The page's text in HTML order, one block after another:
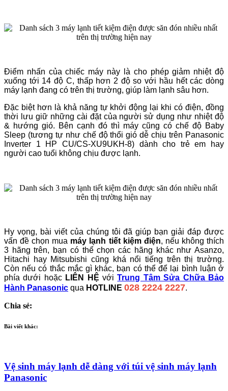
Điểm nhấn của chiếc máy này là cho phép giảm nhiệt độ
xuống tới 14 độ C, thấp hơn 2 độ so với hầu hết các dòng
máy lạnh đang có trên thị trường, giúp làm lạnh sâu hơn.
Đặc biệt hơn là khả năng tự khởi động lại khi có điện, đồng
thời lưu giữ những cài đặt của người sử dụng như nhiệt độ
& hướng gió. Bên cạnh đó thì máy cũng có chế độ Baby
Sleep (tương tự như chế độ thổi gió dễ chịu trên Panasonic
Inverter 1 HP CU/CS-XU9UKH-8) dành cho trẻ em hay
người cao tuổi không chịu được lạnh.
Hy vọng, bài viết của chúng tôi đã giúp bạn giải đáp được
vấn đề chọn mua máy lạnh tiết kiệm điện, nếu không thích
3 hãng trên, bạn có thể chọn các hãng khác như Asanzo,
Hitachi hay Mitsubishi cũng khá nổi tiếng trên thị trường.
Còn nếu có thắc mắc gì khác, bạn có thể để lại bình luận ở
phía dưới hoặc LIÊN HỆ vớiTrung Tâm Sửa Chữa Bảo
Hành Panasonic qua HOTLINE 028 2224 2227.
Chia sẻ:
Bài viết khác:
Vệ sinh máy lạnh dễ dàng với túi vệ sinh máy lạnh
Panasonic